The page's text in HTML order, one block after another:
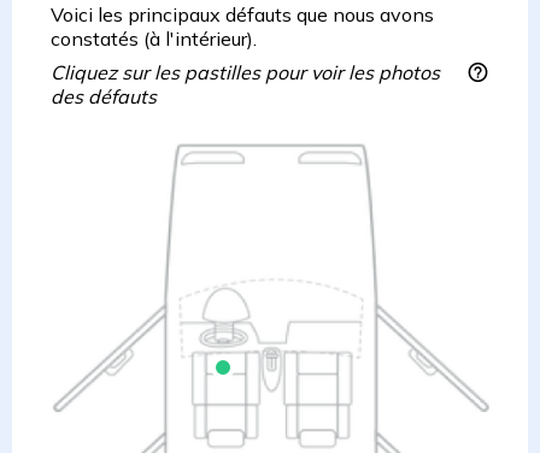
Voici les principaux défauts que nous avons
constatés (à l'intérieur).
Cliquez sur les pastilles pour voir les photos
des défauts